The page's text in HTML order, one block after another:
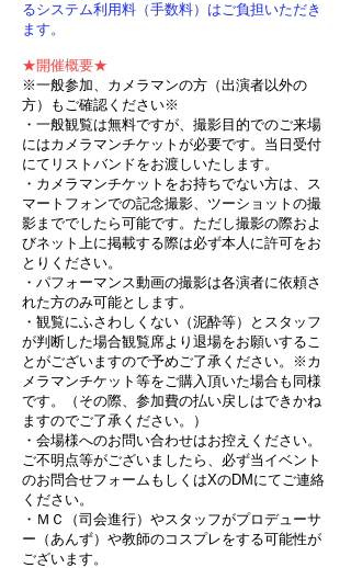
るシステム利用料（手数料）はご負担いただき
ます。
★開催概要★
※一般参加、カメラマンの方（出演者以外の
方）もご確認ください※
・一般観覧は無料ですが、撮影目的でのご来場
にはカメラマンチケットが必要です。当日受付
にてリストバンドをお渡しいたします。
・カメラマンチケットをお持ちでない方は、ス
マートフォンでの記念撮影、ツーショットの撮
影まででしたら可能です。ただし撮影の際およ
びネット上に掲載する際は必ず本人に許可をお
とりください。
・パフォーマンス動画の撮影は各演者に依頼さ
れた方のみ可能とします。
・観覧にふさわしくない（泥酔等）とスタッフ
が判断した場合観覧席より退場をお願いするこ
とがございますので予めご了承ください。※カ
メラマンチケット等をご購入頂いた場合も同様
です。（その際、参加費の払い戻しはできかね
ますのでご了承ください。）
・会場様へのお問い合わせはお控えください。
ご不明点等がございましたら、必ず当イベント
のお問合せフォームもしくはXのDMにてご連絡
ください。​
​・ＭＣ（司会進行）やスタッフがプロデューサ
ー（あんず）や教師のコスプレをする可能性が
ございます。